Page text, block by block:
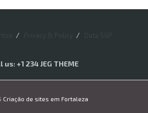
us: +1 234 JEG THEME
Criação de sites em Fortaleza